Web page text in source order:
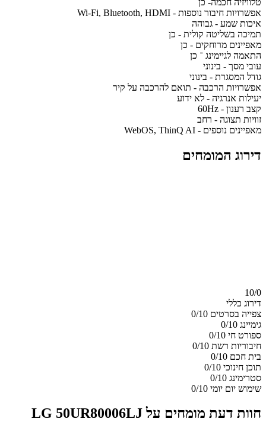
אפשרויות חיבור נוספות - Wi-Fi, Bluetooth, HDMI
איכות שמע - גבוהה
תמיכה בשליטה קולית - כן
מאפיינים מרוחקים - כן
התאמה לגיימינג ־ כן
עובי מסך - בינוני
גודל המסגרת - בינוני
אפשרויות הרכבה - תואם להרכבה על קיר
יעילות אנרגיה - לא ידוע
קצב רענון - 60Hz
זוויות תצוגה - רחב
מאפיינים נוספים - WebOS, ThinQ AI
דירוג המומחים
10/0
דירוג כללי
צפייה בסרטים 0/10
גימיינג 0/10
ספורט חי 0/10
חיבוריות רשת 0/10
בית חכם 0/10
תוכן חינוכי 0/10
סטרימינג 0/10
שימוש יום יומי 0/10
חוות דעת מומחים על LG 50UR80006LJ